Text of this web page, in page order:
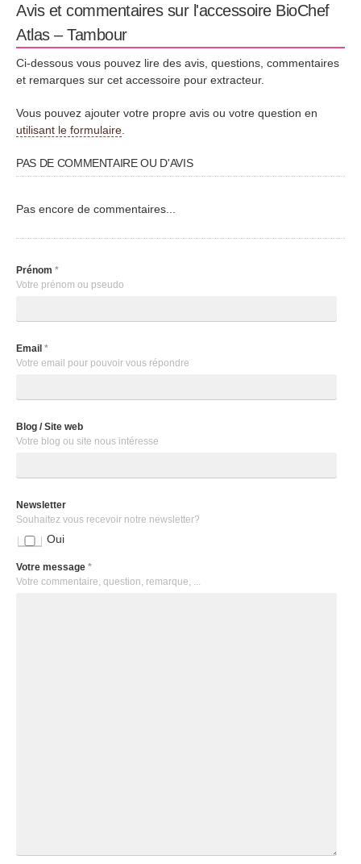
Avis et commentaires sur l'accessoire BioChef
Atlas – Tambour
Ci-dessous vous pouvez lire des avis, questions, commentaires
et remarques sur cet accessoire pour extracteur.
Vous pouvez ajouter votre propre avis ou votre question en
utilisant le formulaire
PAS DE COMMENTAIRE OU D'AVIS
Pas encore de commentaires...
Prénom *
Votre prénom ou pseudo
Email *
Votre email pour pouvoir vous répondre
Blog / Site web
Votre blog ou site nous intéresse
Newsletter
Souhaitez vous recevoir notre newsletter?
Oui
Votre message *
Votre commentaire, question, remarque, ...